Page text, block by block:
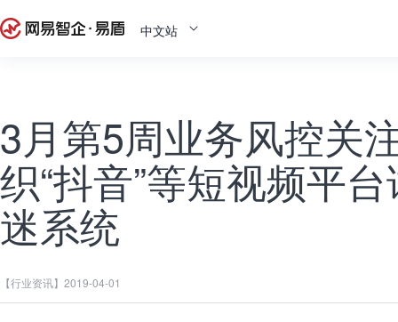
中文站
3月第5周业务风控关
织“抖音”等短视频平
迷系统
【行业资讯】 2019-04-01